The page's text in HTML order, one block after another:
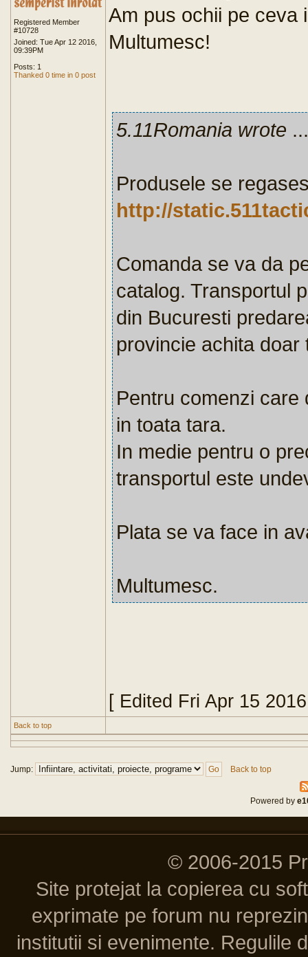
Registered Member
#10728
Joined: Tue Apr 12 2016,
09:39PM
Posts: 1
Thanked 0 time in 0 post
Am pus ochii pe ceva
Multumesc!
5.11Romania wrote ...
Produsele se
http://
Comanda se va da
catalog. Transportul
din Bucuresti
provincie achita
Pentru comenzi
in toata tara.
In medie pentru o
transportul este
Plata se va face in
Multumesc.
[ Edited Fri Apr 15
Back to top
Jump: Back to top
Powered by
© 2006-2015
Site protejat la copierea cu
exprimate pe forum nu
institutii si evenimente. Regulile